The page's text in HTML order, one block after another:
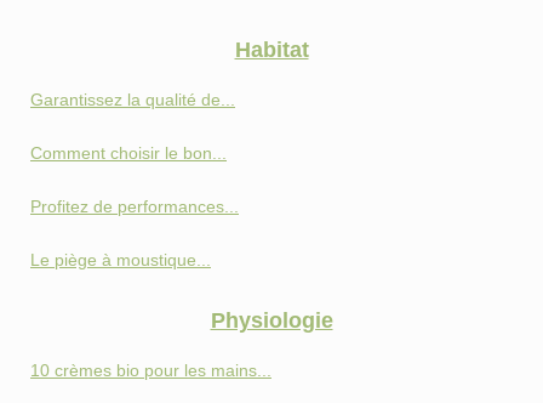
Habitat
Garantissez la qualité de...
Comment choisir le bon...
Profitez de performances...
Le piège à moustique...
Physiologie
10 crèmes bio pour les mains...